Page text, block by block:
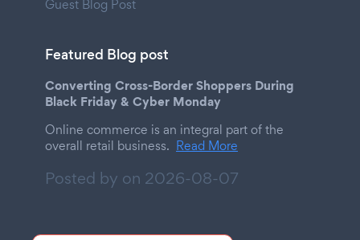
Guest Blog Post
Featured Blog post
Converting Cross-Border Shoppers During
Black Friday & Cyber Monday
Online commerce is an integral part of the
overall retail business. Read More
Posted by on 2026-08-07